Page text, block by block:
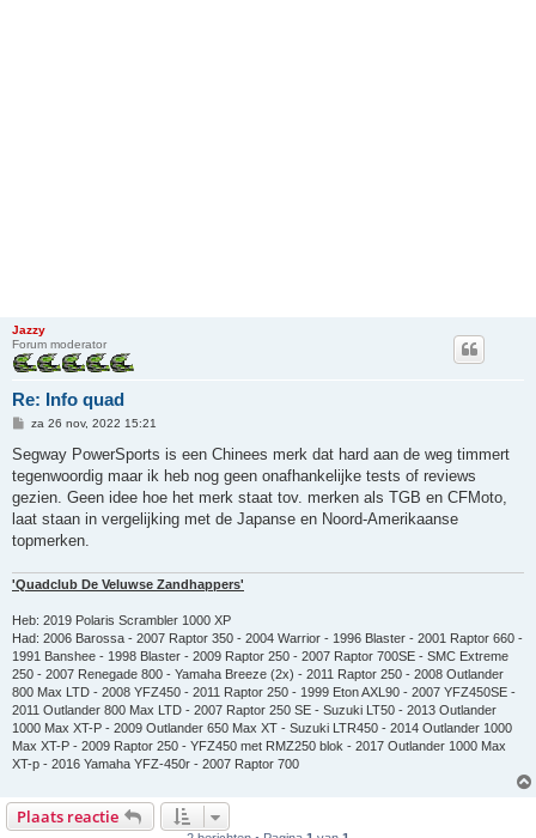
Jazzy
Forum moderator
Re: Info quad
B
r
c
h
za 26 nov, 2022 15:21
Segway PowerSports is een Chinees merk dat hard aan de weg timmert
tegenwoordig maar ik heb nog geen onafhankelijke tests of reviews
gezien. Geen idee hoe het merk staat tov. merken als TGB en CFMoto,
laat staan in vergelijking met de Japanse en Noord-Amerikaanse
topmerken.
'Quadclub De Veluwse Zandhappers'
Heb: 2019 Polaris Scrambler 1000 XP
Had: 2006 Barossa - 2007 Raptor 350 - 2004 Warrior - 1996 Blaster - 2001 Raptor 660 -
1991 Banshee - 1998 Blaster - 2009 Raptor 250 - 2007 Raptor 700SE - SMC Extreme
250 - 2007 Renegade 800 - Yamaha Breeze (2x) - 2011 Raptor 250 - 2008 Outlander
800 Max LTD - 2008 YFZ450 - 2011 Raptor 250 - 1999 Eton AXL90 - 2007 YFZ450SE -
2011 Outlander 800 Max LTD - 2007 Raptor 250 SE - Suzuki LT50 - 2013 Outlander
1000 Max XT-P - 2009 Outlander 650 Max XT - Suzuki LTR450 - 2014 Outlander 1000
Max XT-P - 2009 Raptor 250 - YFZ450 met RMZ250 blok - 2017 Outlander 1000 Max
XT-p - 2016 Yamaha YFZ-450r - 2007 Raptor 700
Plaats reactie